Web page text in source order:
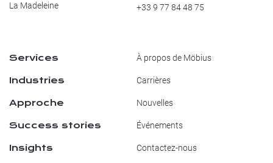
La Madeleine +33 9 77 84 48 75
Services
Industries
Approche
Success stories
Insights
À propos de Möbius
Carrières
Nouvelles
Événements
Contactez-nous